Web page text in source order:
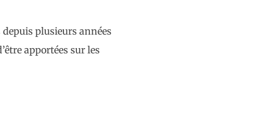
plusieurs années
apportées sur les